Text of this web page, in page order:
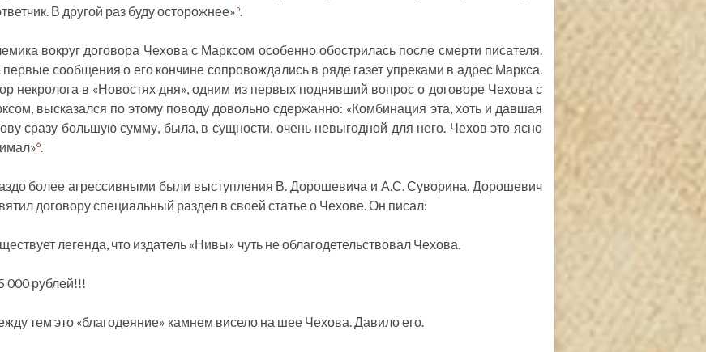
В другой раз буду осторожнее»5.
вокруг договора Чехова с Марксом особенно обострилась после смерти писателя.
сообщения о его кончине сопровождались в ряде газет упреками в адрес Маркса.
некролога в «Новостях дня», одним из первых поднявший вопрос о договоре Чехова с
высказался по этому поводу довольно сдержанно: «Комбинация эта, хоть и давшая
сразу большую сумму, была, в сущности, очень невыгодной для него. Чехов это ясно
6.
более агрессивными были выступления В. Дорошевича и А.С. Суворина. Дорошевич
договору специальный раздел в своей статье о Чехове. Он писал:
легенда, что издатель «Нивы» чуть не облагодетельствовал Чехова.
000 рублей!!!
тем это «благодеяние» камнем висело на шее Чехова. Давило его.